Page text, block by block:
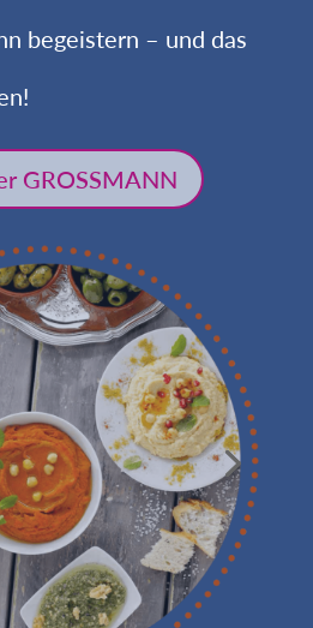
begeistern – und das
GROSSMANN